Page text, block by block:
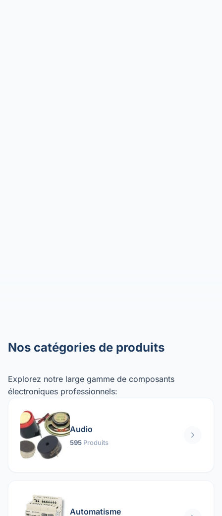
Nos catégories de produits
Explorez notre large gamme de composants
électroniques professionnels:
Audio
595 Produits
Automatisme